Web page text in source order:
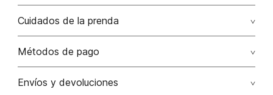
Pantalon tiro alto con pasamaneria ramio 40% algodón 35%
lino 25% 40.00% ramio/ramie35.00% algodón/cotton25.00%
lino/linen
Cuidados de la prenda
Lavado profesional en húmedo (w) planchar con vapor
No lavar
Métodos de pago
Tarjetas de crédito: Visa, Dinners, Master Card y American
Envíos y devoluciones